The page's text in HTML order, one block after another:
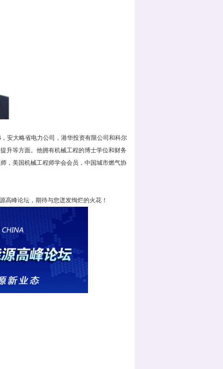
安大略省电力公司，港华投资有限公司和科尔
升等方面。他拥有机械工程的博士学位和财务
，美国机械工程师学会会员，中国城市燃气协
峰论坛，期待与您迸发绚烂的火花！